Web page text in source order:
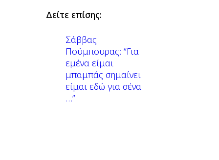
Δείτε επίσης:
Σάββας
Πούμπουρας: “Για
εμένα είμαι
μπαμπάς σημαίνει
είμαι εδώ για σένα
…”